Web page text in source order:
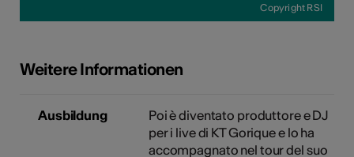
Copyright RSI
Weitere Informationen
Ausbildung
Poi è diventato produttore e DJ
per i live di KT Gorique e lo ha
accompagnato nel tour del suo